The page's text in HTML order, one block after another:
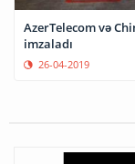
AzerTelecom və
imzaladı
26-04-2019